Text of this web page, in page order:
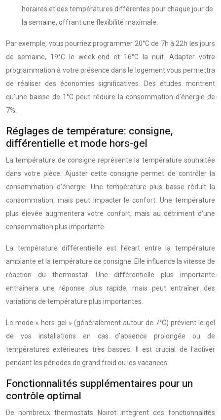
horaires et des températures différentes pour chaque jour de
la semaine, offrant une flexibilité maximale.
Par exemple, vous pourriez programmer 20°C de 7h à 22h les jours
de semaine, 19°C le week-end et 16°C la nuit. Adapter votre
programmation à votre présence dans le logement vous permettra
de réaliser des économies significatives. Des études montrent
qu’une baisse de 1°C peut réduire la consommation d’énergie de
7%.
Réglages de température: consigne,
différentielle et mode hors-gel
La température de consigne représente la température souhaitée
dans votre pièce. Ajuster cette consigne permet de contrôler la
consommation d’énergie. Une température plus basse réduit la
consommation, mais peut impacter le confort. Une température
plus élevée augmentera votre confort, mais au détriment d’une
consommation plus importante.
La température différentielle est l’écart entre la température
ambiante et la température de consigne. Elle influence la vitesse de
réaction du thermostat. Une différentielle plus importante
entraînera une réponse plus rapide, mais peut entraîner des
variations de température plus importantes.
Le mode « hors-gel » (généralement autour de 7°C) prévient le gel
de vos installations en cas d’absence prolongée ou de
températures extérieures très basses. Il est crucial de l’activer
pendant les périodes de grand froid ou les vacances.
Fonctionnalités supplémentaires pour un
contrôle optimal
De nombreux thermostats Noirot intègrent des fonctionnalités